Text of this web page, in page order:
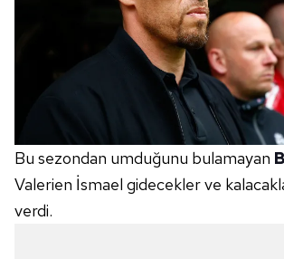
Bu sezondan umduğunu bulamayan
Valerien İsmael gidecekler ve
verdi.